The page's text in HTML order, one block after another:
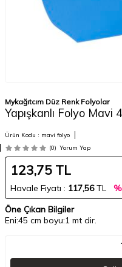
Mykağıtcım Düz Renk Folyolar
Yapışkanlı Folyo Mavi
Ürün Kodu : mavi folyo
(0) Yorum Yap
123,75 TL
Havale Fiyatı : 117,56TL
Öne Çıkan Bilgiler
Eni:45 cm boyu:1 mt dir.